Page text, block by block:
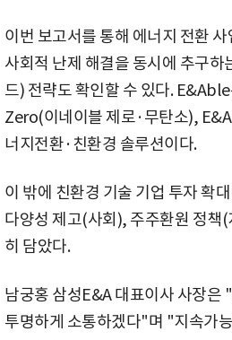
이번 보고서를 통해 에너지 전환
사회적 난제 해결을 동시에 추구
드) 전략도 확인할 수 있다.
Zero(이네이블 제로·무탄소),
너지전환·친환경 솔루션이다.
이 밖에 친환경 기술 기업 투자 확
다양성 제고(사회), 주주환원 정책(
히 담았다.
남궁홍 삼성E&A 대표이사 사장은
투명하게 소통하겠다"며 "지속가